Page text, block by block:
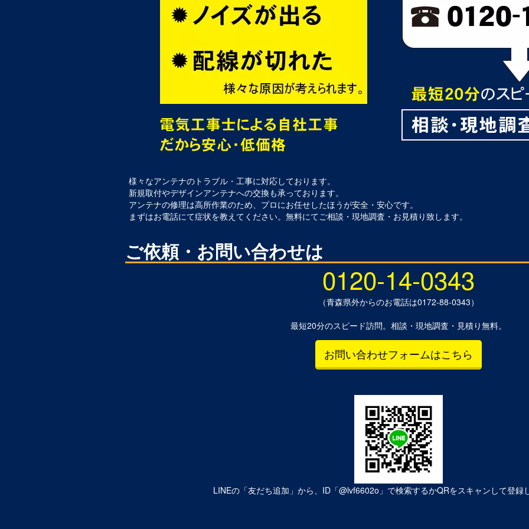
様々なアンテナのトラブル・工事に対応しております。
新規取付やデザインアンテナへの交換も承っております。
アンテナの修理は高所作業のため、プロにお任せしたほうが安全・安心です。
まずはお電話にて症状を教えてください。無料にてご相談・現地調査・お見積り致します。
ご依頼・お問い合わせは
0120-14-0343
（青森県外からのお電話は0172-88-0343）
最短20分のスピード訪問。相談・現地調査・見積り無料。
お問い合わせフォームはこちら
LINEの「友だち追加」から、ID「@lvf6602o」で検索するかQRをスキャンして登録